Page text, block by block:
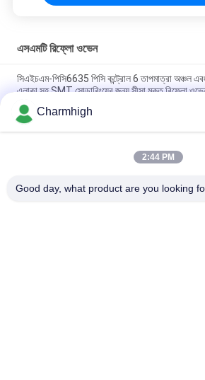
এসএমটি রিফ্লো ওভেন
সিএইচএম-পিসি6635 পিসি কন্ট্রোল 6 তাপমাত্রা অঞ্চল
এলাকা সহ SMT সোল্ডারিংয়ের জন্য সীসা মুক্ত রিফ্লো
CHM-F830 উল্লম্ব SMT রিফ্লো ওভেন 8 টেম্প জোন
সোল্ডারিং মেশিন
CHM-6635 রিফ্লো ওভেন 6 টেম্প. জোন
Charmhigh
2:44 PM
Good day, what product are you looking